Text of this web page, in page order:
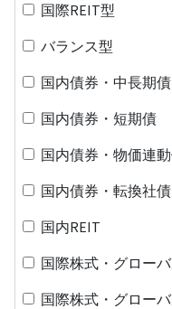
国際REIT型
バランス型
国内債券・中長期債
国内債券・短期債
国内債券・物価連
国内債券・転換社債
国内REIT
国際株式・グロー
国際株式・グロー